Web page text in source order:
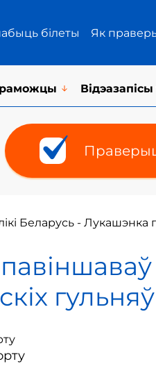
білеты Як
Беларусь - Лукашэнка
гульняў